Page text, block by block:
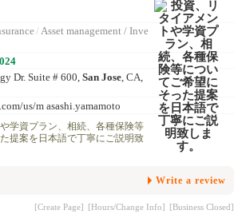
/ Asset management / Inve
Dr. Suite # 600, San Jose, CA,
us/m asashi.yamamoto
学資プラン、相続、各種保険等
提案を日本語で丁寧にご説明致
Write a review
[Create Page] [Hours/Change Info] [Business Closed]